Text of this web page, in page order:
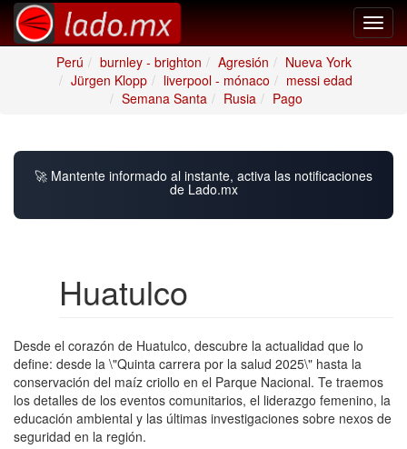
Perú
burnley - brighton Agresión
Nueva York
Jürgen Klopp
liverpool - mónaco
messi edad
Semana Santa
Rusia Pago
🚀 Mantente informado al instante, activa las notificaciones
de Lado.mx
Huatulco
Desde el corazón de Huatulco, descubre la actualidad que lo
define: desde la \"Quinta carrera por la salud 2025\" hasta la
conservación del maíz criollo en el Parque Nacional. Te traemos
los detalles de los eventos comunitarios, el liderazgo femenino, la
educación ambiental y las últimas investigaciones sobre nexos de
seguridad en la región.